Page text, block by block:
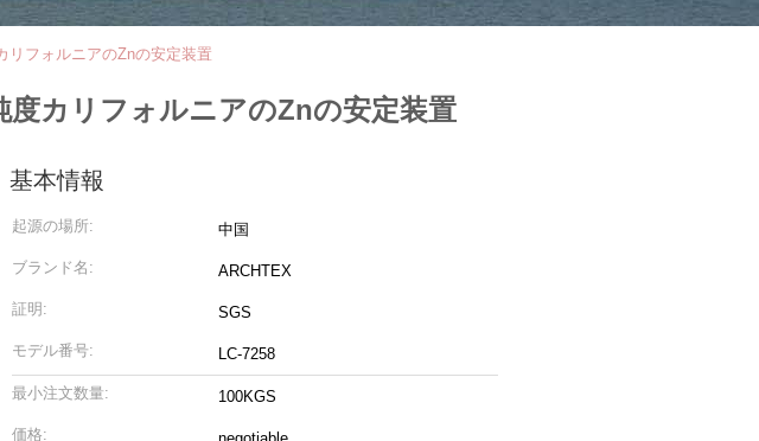
リフォルニアのZnの安定装置
カリフォルニアのZnの安定装置
基本情報
起源の場所: 中国
ブランド名: ARCHTEX
証明: SGS
モデル番号: LC-7258
最小注文数量: 100KGS
価格: